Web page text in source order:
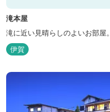
滝本屋
滝に近い見晴らしのよいお部屋。
伊賀